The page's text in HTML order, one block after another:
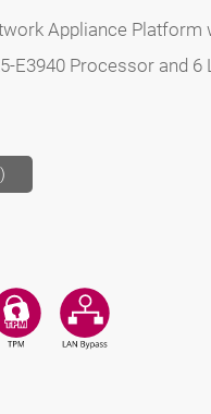
Appliance
E3940 Processor and 6